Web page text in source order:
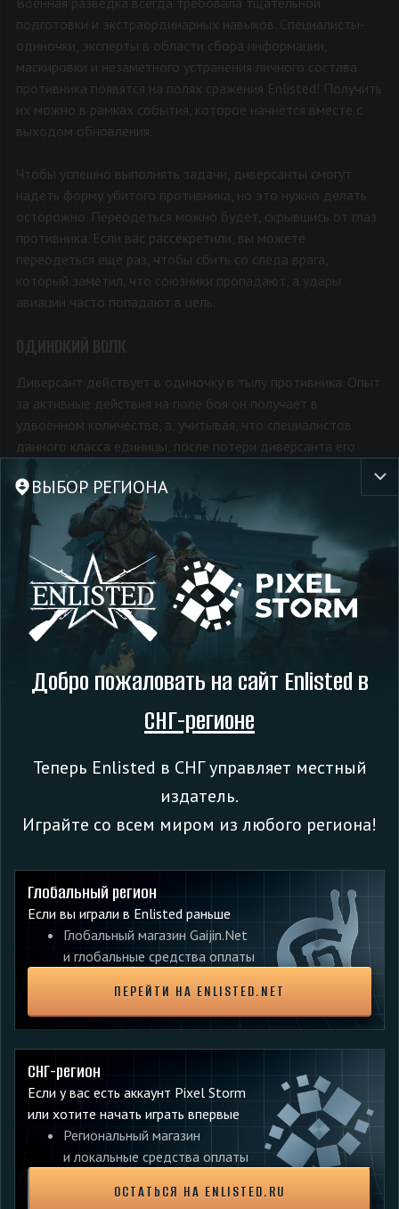
ВЫБОР РЕГИОНА
Добро пожаловать на сайт Enlisted в
СНГ-регионе
Теперь Enlisted в СНГ управляет местный
издатель.
Играйте со всем миром из любого региона!
Глобальный регион
Если вы играли в Enlisted раньше
Глобальный магазин Gaijin.Net
и глобальные средства оплаты
ПЕРЕЙТИ НА ENLISTED.NET
СНГ-регион
Если у вас есть аккаунт Pixel Storm
или хотите начать играть впервые
Региональный магазин
и локальные средства оплаты
ОСТАТЬСЯ НА ENLISTED.RU
подготовки и экстраординарных навыков. Специалисты-
одиночки, эксперты в области сбора информации,
маскировки и незаметного устранения личного состава
противника появятся на полях сражения Enlisted! Получить
их можно в рамках события, которое начнётся вместе с
выходом обновления.
Чтобы успешно выполнять задачи, диверсанты смогут
надеть форму убитого противника, но это нужно делать
осторожно. Переодеться можно будет, скрывшись от глаз
противника. Если вас рассекретили, вы можете
переодеться ещё раз, чтобы сбить со следа врага,
который заметил, что союзники пропадают, а удары
авиации часто попадают в цель.
ОДИНОКИЙ ВОЛК
Диверсант действует в одиночку в тылу противника. Опыт
за активные действия на поле боя он получает в
удвоенном количестве, а, учитывая, что специалистов
данного класса единицы, после потери диверсанта его
можно будет взять вновь, лишь сыграв за ещё один отряд.
Потеря диверсанта в бою значительно меньше ударит по
очкам подкрепления команды.
«НАДЁЖНЫЙ» ТЫЛ
Учитывая характер задач, диверсант сможет
Диверсант будет получать очки боя за установку меток на
стратегические объекты и технику противника, в отличие
от солдат других классов.